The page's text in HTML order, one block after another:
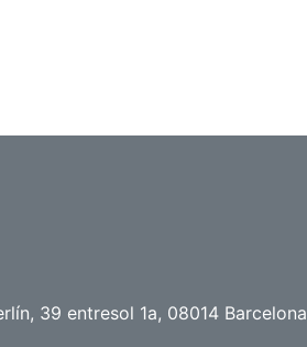
39 entresol 1a, 08014 Barcelona